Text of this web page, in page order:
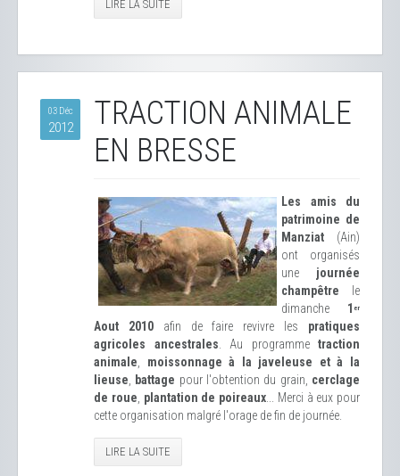
LIRE LA SUITE
03 Déc
2012
TRACTION ANIMALE
EN BRESSE
Les amis du
patrimoine de
Manziat (Ain)
ont organisés
une journée
champêtre le
dimanche 1 er
Aout 2010afin de faire revivre les pratiques
agricoles ancestrales . Au programme traction
animale
moissonnage à la javeleuse et à la
lieuse
battage pour l'obtention du grain, cerclage
de roue plantation de poireaux ... Merci à eux pour
cette organisation malgré l'orage de fin de journée.
LIRE LA SUITE